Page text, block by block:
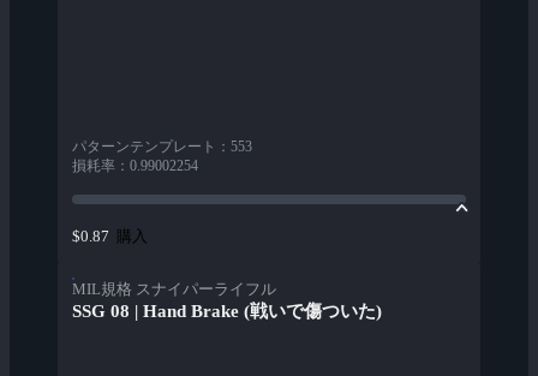
パターンテンプレート ： 553
損耗率 ： 0.99002254
$0.87 購入
MIL規格 スナイパーライフル
SSG 08 | Hand Brake (戦いで傷ついた)